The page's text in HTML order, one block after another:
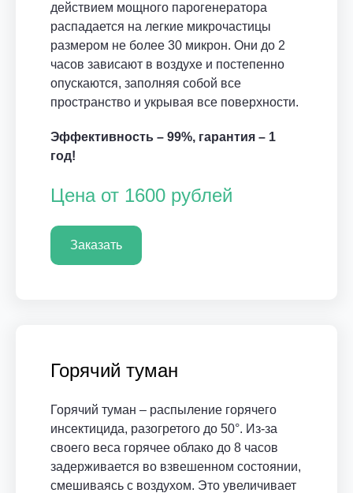
действием мощного парогенератора
распадается на легкие микрочастицы
размером не более 30 микрон. Они до 2
часов зависают в воздухе и постепенно
опускаются, заполняя собой все
пространство и укрывая все поверхности.
Эффективность – 99%, гарантия – 1
год!
Цена от 1600 рублей
Заказать
Горячий туман
Горячий туман – распыление горячего
инсектицида, разогретого до 50°. Из-за
своего веса горячее облако до 8 часов
задерживается во взвешенном состоянии,
смешиваясь с воздухом. Это увеличивает